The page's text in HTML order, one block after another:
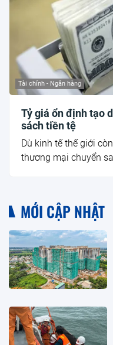
Tài chính - Ngân hàng
Tỷ giá ổn định tạo
sách tiền tệ
Dù kinh tế thế giới
thương mại chuyển
MỚI CẬP NHẬT